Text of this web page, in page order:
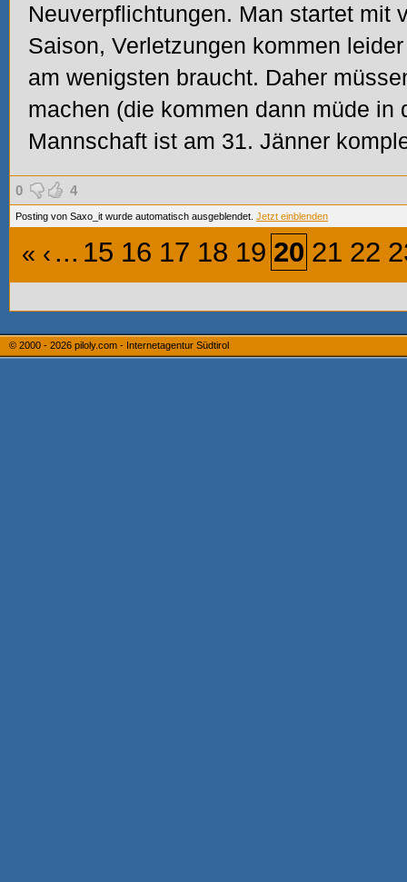
Neuverpflichtungen. Man startet mit
Saison, Verletzungen kommen
am wenigsten braucht. Daher
machen (die kommen dann müde in
Mannschaft ist am 31. Jänner
0 4
Posting von Saxo_it wurde automatisch ausgeblendet. Jetzt einblenden
« ‹ ... 15 16 17 18 19 20 21 22
© 2000 - 2026 piloly.com - Internetagentur Südtirol